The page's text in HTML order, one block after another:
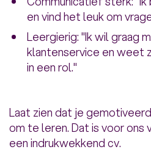
en vind het leuk om
Leergierig: "Ik wil graag
klantenservice en weet
in een rol."
Laat zien dat je
om te leren. Dat is voor ons
een indrukwekkend cv.